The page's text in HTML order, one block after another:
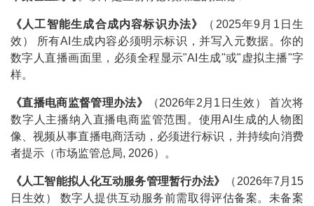
《人工智能生成合成内容标识办法》
（2025年9月1日生
效） 所有AI生成内容必须明示标识，并写入元数据。你的
数字人直播画面里，必须全程显示"AI生成"或"虚拟主播"字
样。
《直播电商监督管理办法》
（2026年2月1日生效） 首次将
数字人主播纳入直播电商监管范围。使用AI生成的人物图
像、视频从事直播电商活动，必须进行标识，并持续向消费
者提示（市场监管总局, 2026）。
《人工智能拟人化互动服务管理暂行办法》
（2026年7月15
日生效） 数字人提供互动服务前需取得评估备案。未备案